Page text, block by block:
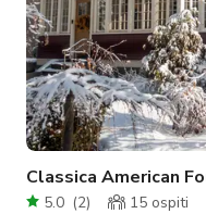
Classica American
5.0 (2) 15 ospiti